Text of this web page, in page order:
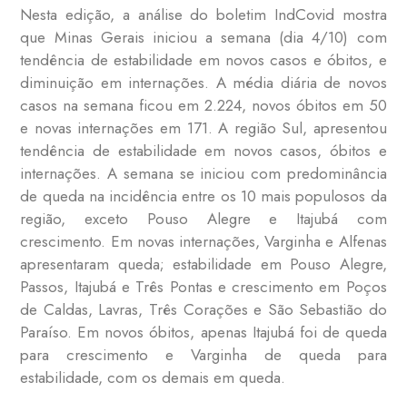
Nesta edição, a análise do boletim IndCovid mostra
que Minas Gerais iniciou a semana (dia 4/10) com
tendência de estabilidade em novos casos e óbitos, e
diminuição em internações. A média diária de novos
casos na semana ficou em 2.224, novos óbitos em 50
e novas internações em 171. A região Sul, apresentou
tendência de estabilidade em novos casos, óbitos e
internações. A semana se iniciou com predominância
de queda na incidência entre os 10 mais populosos da
região, exceto Pouso Alegre e Itajubá com
crescimento. Em novas internações, Varginha e Alfenas
apresentaram queda; estabilidade em Pouso Alegre,
Passos, Itajubá e Três Pontas e crescimento em Poços
de Caldas, Lavras, Três Corações e São Sebastião do
Paraíso. Em novos óbitos, apenas Itajubá foi de queda
para crescimento e Varginha de queda para
estabilidade, com os demais em queda.